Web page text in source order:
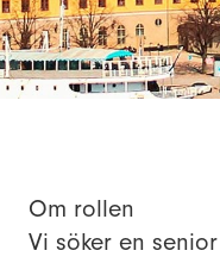
Om rollen
Vi söker en